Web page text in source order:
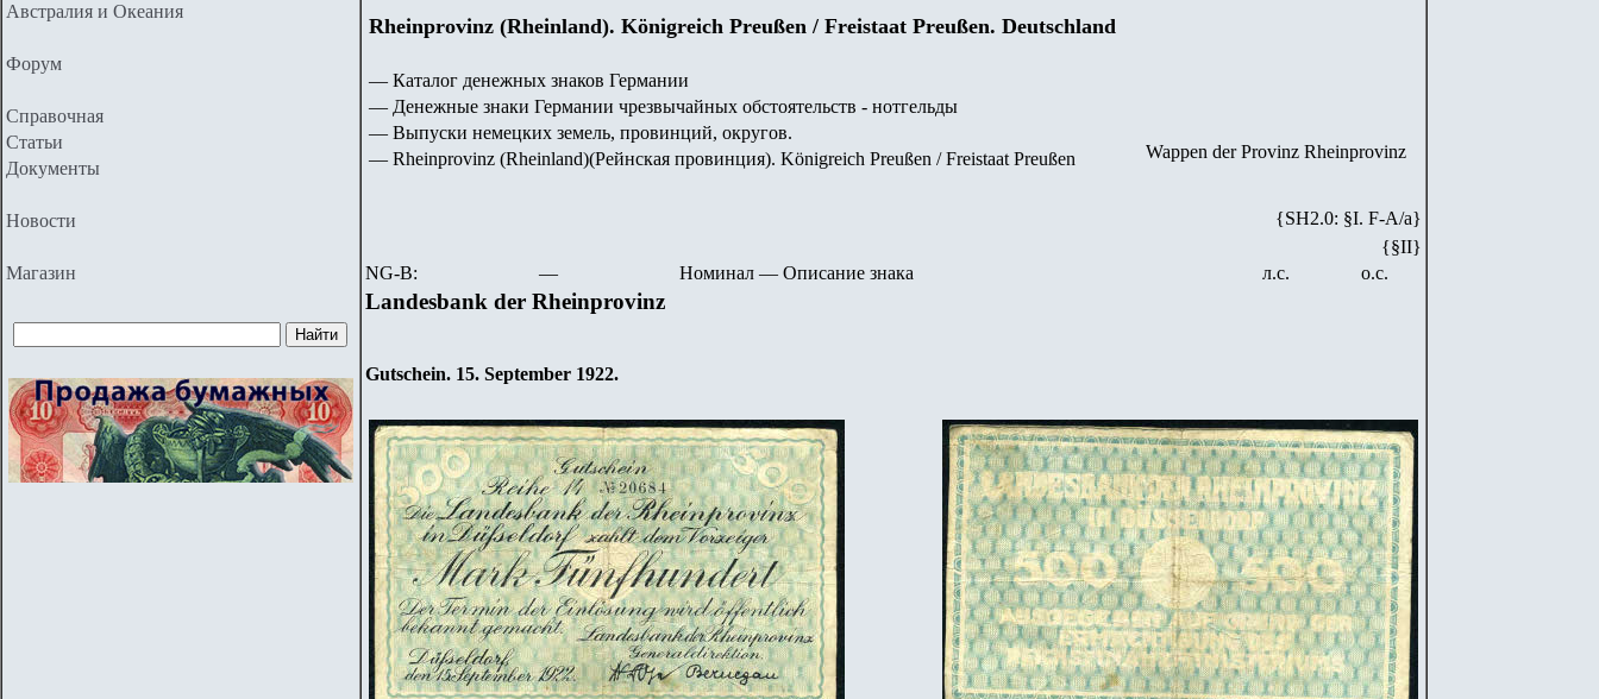
Австралия и Океания
Форум
Справочная
Статьи
Документы
Новости
Магазин
Rheinprovinz (Rheinland). Königreich Preußen / Freistaat Preußen. Deutschland
— Каталог денежных знаков Германии
— Денежные знаки Германии чрезвычайных обстоятельств - нотгельды
— Выпуски немецких земель, провинций, округов.
— Rheinprovinz (Rheinland)(Рейнская провинция). Königreich Preußen / Freistaat Preußen
Wappen der Provinz Rheinprovinz
{SH2.0: §I. F-А/а}
{§II}
NG-B:
— Номинал — Описание знака л.с. о.с.
Landesbank der Rheinprovinz
Gutschein. 15. September 1922.